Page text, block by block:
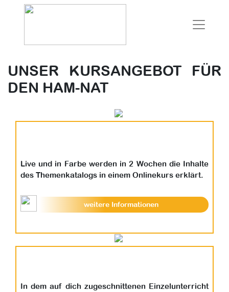
UNSER KURSANGEBOT FÜR
DEN HAM-NAT
Live und in Farbe werden in 2 Wochen die Inhalte
des Themenkatalogs in einem Onlinekurs erklärt.
weitere Informationen
In dem auf dich zugeschnittenen Einzelunterricht